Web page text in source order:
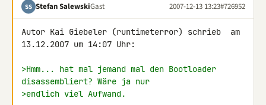
SS Stefan SalewskiGast 2007-12-13 13:23#726952
Autor Kai Giebeler (runtimeterror) schrieb  am
13.12.2007 um 14:07 Uhr:
>Hmm... hat mal jemand mal den Bootloader
disassembliert? Wäre ja nur
>endlich viel Aufwand.